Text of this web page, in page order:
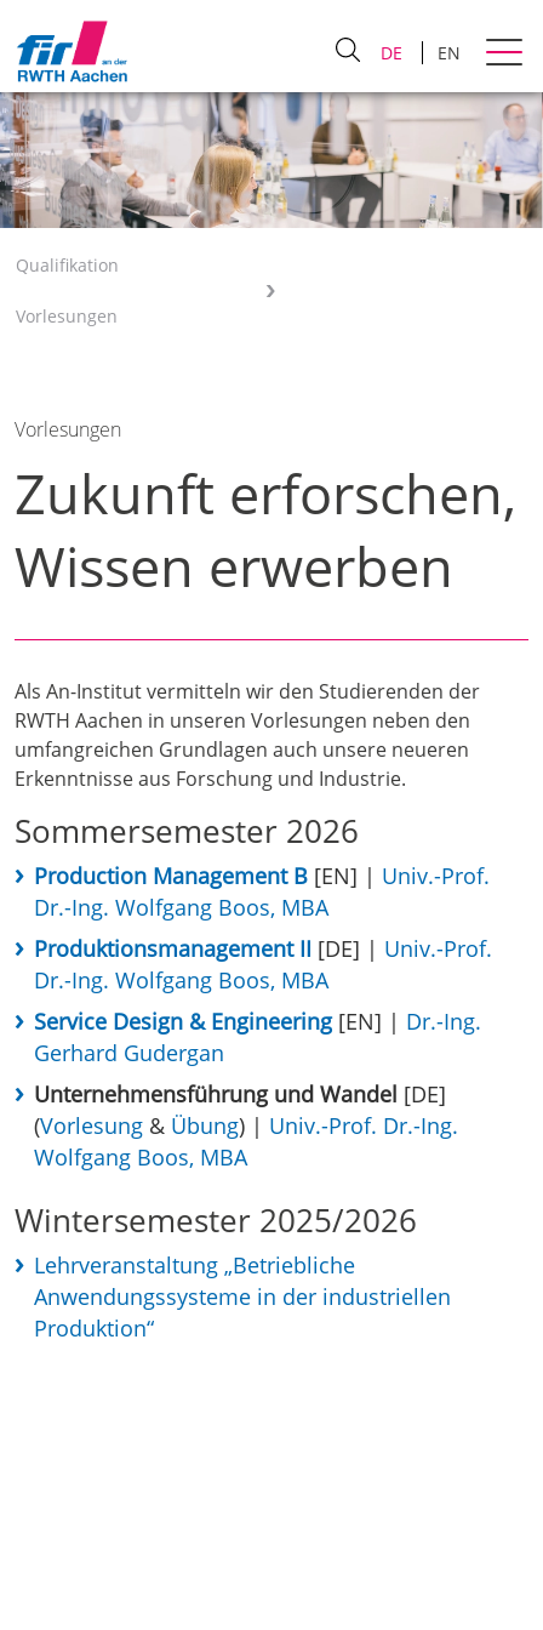
DE EN
Qualifikation
Vorlesungen
Vorlesungen
Zukunft erforschen,
Wissen erwerben
Als An-Institut vermitteln wir den Studierenden der
RWTH Aachen in unseren Vorlesungen neben den
umfangreichen Grundlagen auch unsere neueren
Erkenntnisse aus Forschung und Industrie.
Sommersemester 2026
Production Management B [EN] | Univ.-Prof.
Dr.-Ing. Wolfgang Boos, MBA
Produktionsmanagement II [DE] | Univ.-Prof.
Dr.-Ing. Wolfgang Boos, MBA
Service Design & Engineering[EN] | Dr.-Ing.
Gerhard Gudergan
Unternehmensführung und Wandel [DE]
(Vorlesung & Übung) | Univ.-Prof. Dr.-Ing.
Wolfgang Boos, MBA
Wintersemester 2025/2026
Lehrveranstaltung „Betriebliche
Anwendungssysteme in der industriellen
Produktion“